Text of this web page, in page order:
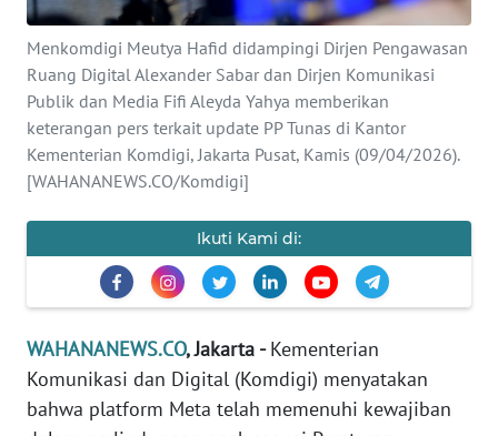
Menkomdigi Meutya Hafid didampingi Dirjen Pengawasan
Ruang Digital Alexander Sabar dan Dirjen Komunikasi
Publik dan Media Fifi Aleyda Yahya memberikan
keterangan pers terkait update PP Tunas di Kantor
Kementerian Komdigi, Jakarta Pusat, Kamis (09/04/2026).
[WAHANANEWS.CO/Komdigi]
Ikuti Kami di:
WAHANANEWS.CO, Jakarta -Kementerian
Komunikasi dan Digital (Komdigi) menyatakan
bahwa platform Meta telah memenuhi kewajiban
SERBA-SERBI
PENDIDIKAN
OLAHRAGA
EDITORIAL
INDEKS
BERITA